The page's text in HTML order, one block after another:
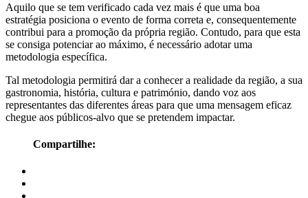
Aquilo que se tem verificado cada vez mais é que uma boa
estratégia posiciona o evento de forma correta e, consequentemente
contribui para a promoção da própria região. Contudo, para que esta
se consiga potenciar ao máximo, é necessário adotar uma
metodologia específica.
Tal metodologia permitirá dar a conhecer a realidade da região, a sua
gastronomia, história, cultura e património, dando voz aos
representantes das diferentes áreas para que uma mensagem eficaz
chegue aos públicos-alvo que se pretendem impactar.
Compartilhe: